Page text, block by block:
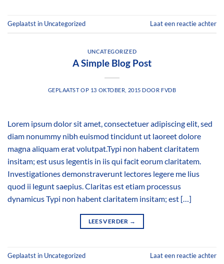
Geplaatst in Uncategorized Laat een reactie achter
UNCATEGORIZED
A Simple Blog Post
GEPLAATST OP 13 OKTOBER, 2015 DOOR FVDB
Lorem ipsum dolor sit amet, consectetuer adipiscing elit, sed
diam nonummy nibh euismod tincidunt ut laoreet dolore
magna aliquam erat volutpat.Typi non habent claritatem
insitam; est usus legentis in iis qui facit eorum claritatem.
Investigationes demonstraverunt lectores legere me lius
quod ii legunt saepius. Claritas est etiam processus
dynamicus Typi non habent claritatem insitam; est […]
LEES VERDER →
Geplaatst in Uncategorized Laat een reactie achter